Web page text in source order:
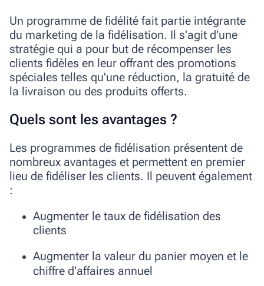
Un programme de fidélité fait partie intégrante
du marketing de la fidélisation. Il s'agit d'une
stratégie qui a pour but de récompenser les
clients fidèles en leur offrant des promotions
spéciales telles qu'une réduction, la gratuité de
la livraison ou des produits offerts.
Quels sont les avantages ?
Les programmes de fidélisation présentent de
nombreux avantages et permettent en premier
lieu de fidéliser les clients. Il peuvent également
:
Augmenter le taux de fidélisation des
clients
Augmenter la valeur du panier moyen et le
chiffre d'affaires annuel